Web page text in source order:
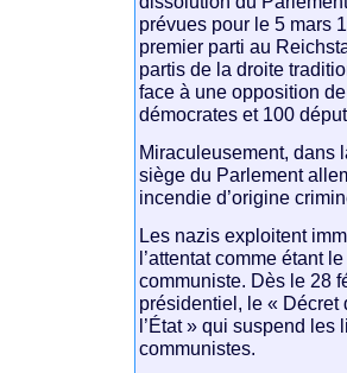
prévues pour le 5 mars
premier parti au
partis de la droite
face à une opposition
démocrates et 100
Miraculeusement, dans
siège du Parlement
incendie d’origine
Les nazis exploitent
l’attentat comme étant
communiste. Dès le 28
présidentiel, le « Décret
l’État » qui suspend
communistes.